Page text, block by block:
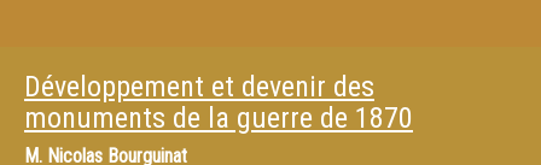
Développement et devenir des
monuments de la guerre de 1870
M. Nicolas Bourguinat